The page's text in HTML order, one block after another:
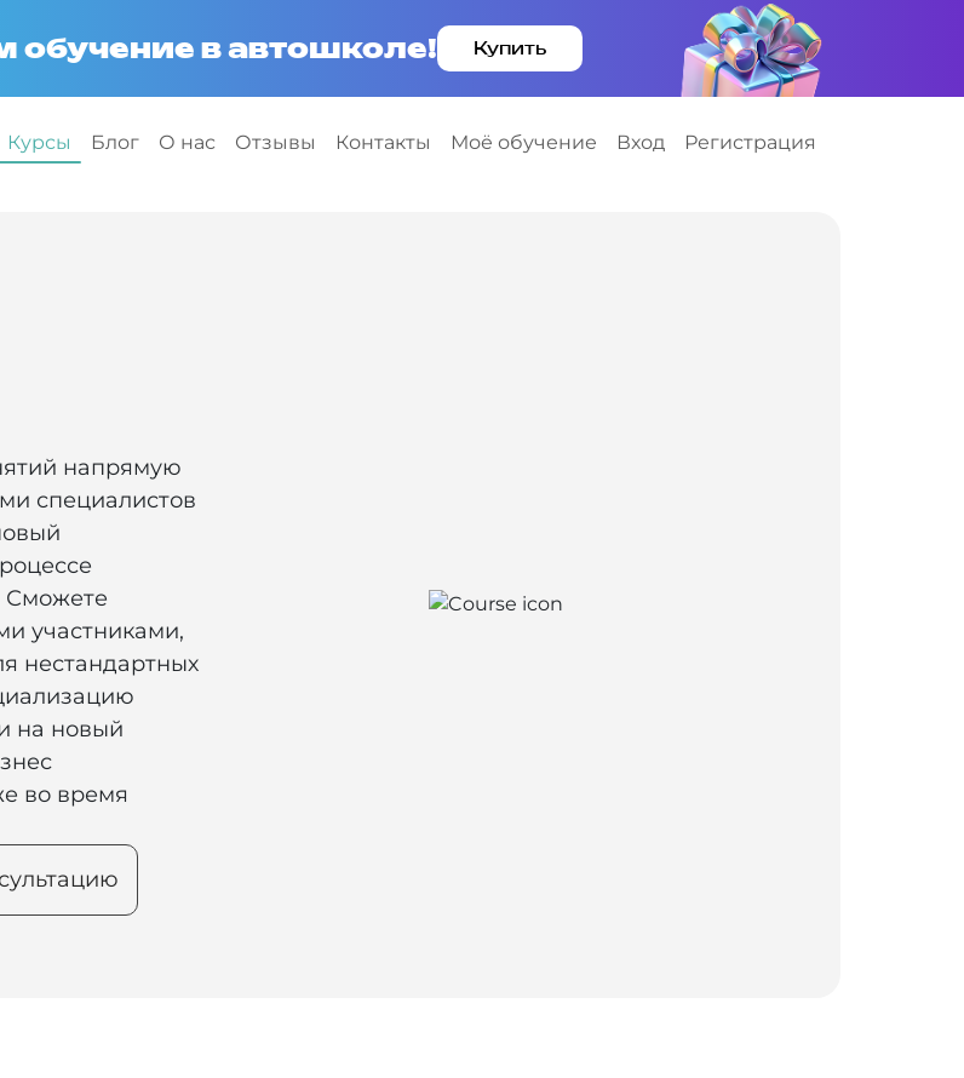
Курсы Блог О нас Отзывы Контакты Моё обучение Вход Регистрация
обучение в автошколе! Купить
напрямую
специалистов
Сможете
участниками,
нестандартных
на новый
во время